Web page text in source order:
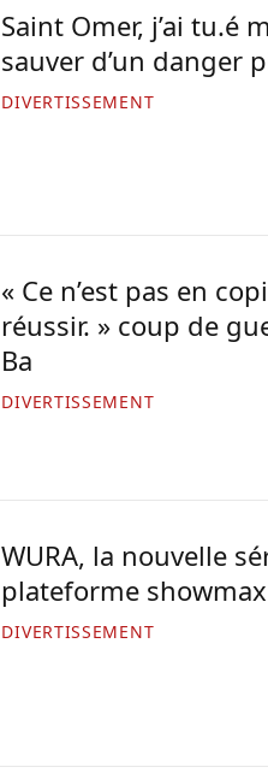
Saint Omer, j’ai tu.é
sauver d’un danger
DIVERTISSEMENT
« Ce n’est pas en
réussir. » coup de
Ba
DIVERTISSEMENT
WURA, la nouvelle
plateforme
DIVERTISSEMENT